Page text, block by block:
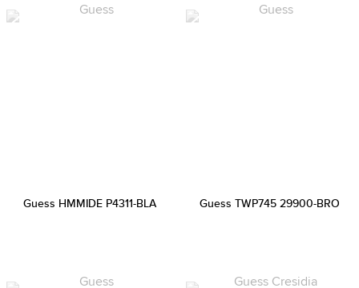
Guess HMMIDE P4311-BLA Guess TWP745 29900-BRO